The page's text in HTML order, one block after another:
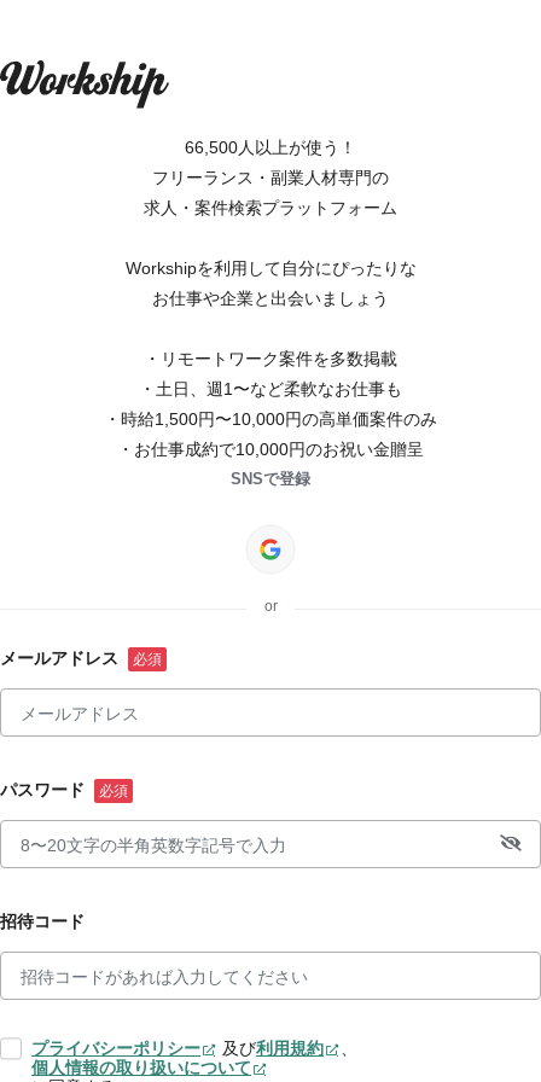
66,500人以上が使う！
フリーランス・副業人材専門の
求人・案件検索プラットフォーム
Workshipを利用して自分にぴったりな
お仕事や企業と出会いましょう
・リモートワーク案件を多数掲載
・土日、週1〜など柔軟なお仕事も
・時給1,500円〜10,000円の高単価案件のみ
・お仕事成約で10,000円のお祝い金贈呈
SNSで登録
or
メールアドレス
パスワード
招待コード
プライバシーポリシー 及び利用規約
、
個人情報の取り扱いについて